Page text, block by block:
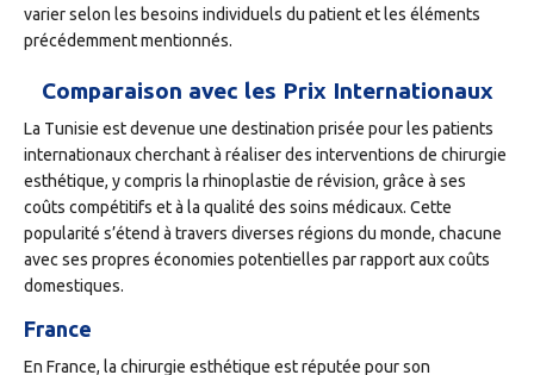
varier selon les besoins individuels du patient et les éléments
précédemment mentionnés.
Comparaison avec les Prix Internationaux
La Tunisie est devenue une destination prisée pour les patients
internationaux cherchant à réaliser des interventions de chirurgie
esthétique, y compris la rhinoplastie de révision, grâce à ses
coûts compétitifs et à la qualité des soins médicaux. Cette
popularité s’étend à travers diverses régions du monde, chacune
avec ses propres économies potentielles par rapport aux coûts
domestiques.
France
En France, la chirurgie esthétique est réputée pour son